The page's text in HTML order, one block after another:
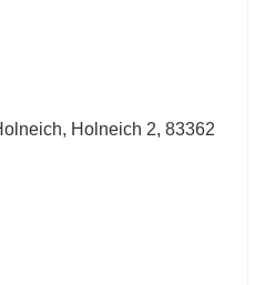
Holneich 2, 83362